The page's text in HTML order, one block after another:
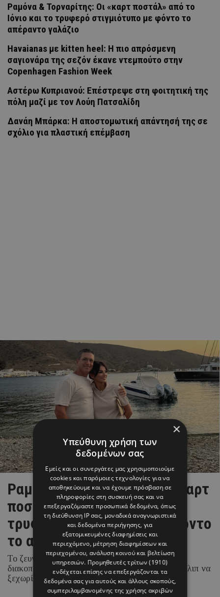
Ραμόνα & Τορναρίτης: Οι «καρτ ποστάλ» από το
Ιόνιο και το τρυφερό στιγμιότυπο με φόντο το
απέραντο γαλάζιο
Havaianas με kitten heel: Η πιο απρόσμενη
σαγιονάρα της σεζόν έκανε ντεμπούτο στην
Copenhagen Fashion Week
Αστέρω Κυπριανού: Επέστρεψε στη φοιτητική της
πόλη μαζί με τον Λούη Πατσαλίδη
Δανάη Μπάρκα: Η αποστομωτική απάντησή της σε
σχόλιο για πλαστική επέμβαση
Ραμόνα & Τορναρίτης: Οι «καρτ
ποστάλ» από το Ιόνιο και το
τρυφερό στιγμιότυπο με φόντο
το απέραντο γαλάζιο
Το ζευγάρι απολαμβάνει τις καλοκαιρινές του
διακοπές στα νησιά του Ιονίου, με τη Ραμόνα Φίλιπ να
ξεχωρίζει για τα chic beach και resort looks της.
×
Υπεύθυνη χρήση των
δεδομένων σας
Εμείς και οι συνεργάτες μας χρησιμοποιούμε
cookies και παρόμοιες τεχνολογίες για να
αποθηκεύουμε και να έχουμε πρόσβαση σε
πληροφορίες στη συσκευή σας και να
επεξεργαζόμαστε προσωπικά δεδομένα, όπως
τη διεύθυνση IP σας, μοναδικά αναγνωριστικά
και δεδομένα περιήγησης, για
εξατομικευμένες διαφημίσεις και
περιεχόμενο, μέτρηση διαφημίσεων και
περιεχομένου, ανάλυση κοινού και βελτίωση
υπηρεσιών. Προμηθευτές τρίτων (1910)
ενδέχεται επίσης να επεξεργάζονται τα
δεδομένα σας για αυτούς και άλλους σκοπούς,
συμπεριλαμβανομένης της χρήσης ακριβών